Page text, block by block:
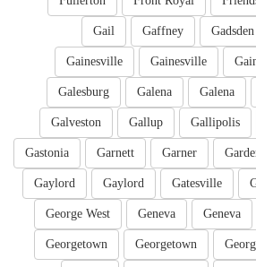
Gadsden
Gaffney
Gail
Gainesville
Gainesville
Galena
Galena
Galesburg
Gallipolis
Gallup
Galveston
Garner
Garnett
Gastonia
Gatesville
Gaylord
Gaylord
Geneva
Geneva
George West
Georgetown
Georgetown